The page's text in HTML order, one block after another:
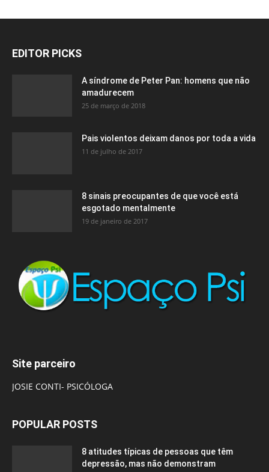
EDITOR PICKS
A síndrome de Peter Pan: homens que não
amadurecem
25 de março de 2018
Pais violentos deixam danos por toda a vida
11 de julho de 2017
8 sinais preocupantes de que você está
esgotado mentalmente
19 de janeiro de 2017
Site parceiro
JOSIE CONTI- PSICÓLOGA
POPULAR POSTS
8 atitudes típicas de pessoas que têm
depressão, mas não demonstram